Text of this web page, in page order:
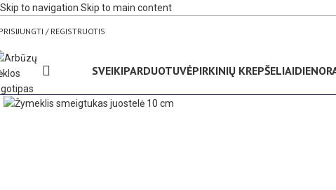
Skip to navigation Skip to main content
/ REGISTRUOTIS
SVEIKIPARDUOTUVĖPIRKINIŲ KREPŠELIAI